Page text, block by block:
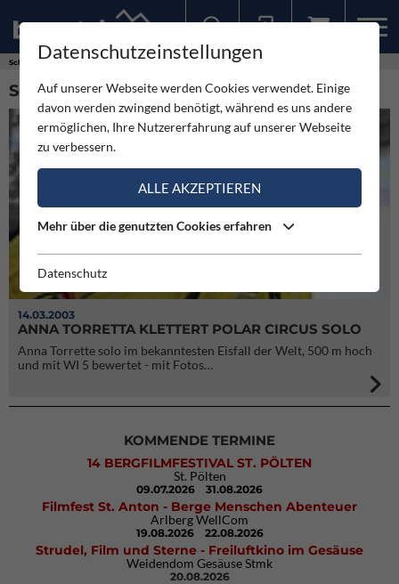
Schlagworte
SCHLAGWORT: POLAR CIRCUS (1)
14.03.2003
ANNA TORRETTA KLETTERT POLAR CIRCUS SOLO
Anna Torrette solo im bekanntesten Eisfall der Welt, 500 m hoch
und mit WI 5 bewertet - mit Fotos…
KOMMENDE TERMINE
14 BERGFILMFESTIVAL ST. PÖLTEN
St. Pölten
09.07.2026 31.08.2026
Filmfest St. Anton - Berge Menschen Abenteuer
Arlberg WellCom
19.08.2026 22.08.2026
Strudel, Film und Sterne - Freiluftkino im Gesäuse
Weidendom Gesäuse Stmk
20.08.2026
Datenschutzeinstellungen
Auf unserer Webseite werden Cookies verwendet. Einige
davon werden zwingend benötigt, während es uns andere
ermöglichen, Ihre Nutzererfahrung auf unserer Webseite
zu verbessern.
ALLE AKZEPTIEREN
Mehr über die genutzten Cookies erfahren
Datenschutz